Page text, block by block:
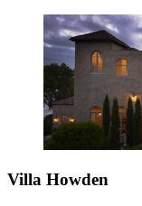
Villa Howden